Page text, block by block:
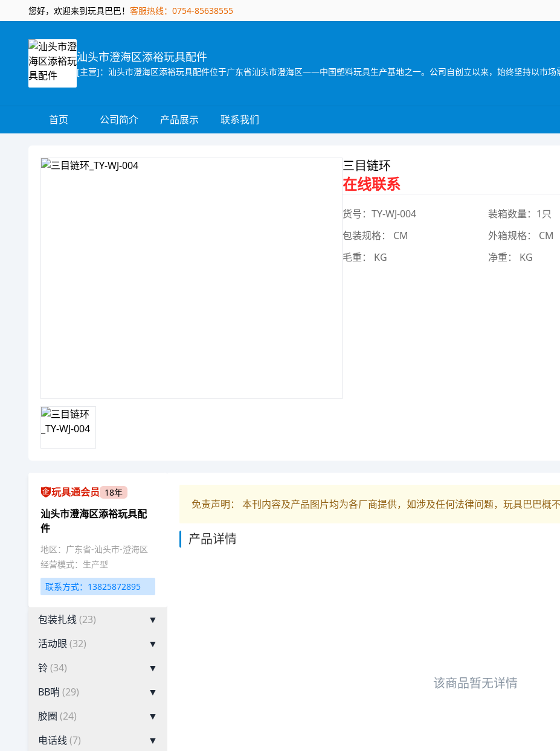
您好，欢迎来到玩具巴巴！ 客服热线：0754-85638555
汕头市澄海区添裕玩具配件
首页 公司简介 产品展示 联系我们
三目链环
在线联系
货号：TY-WJ-004 装箱数量：1只
包装规格： CM
外箱规格： CM
毛重： KG
净重： KG
玩具通会员 18年
汕头市澄海区添裕玩具配
件
地区：广东省-汕头市-澄海区
经营模式：生产型
联系方式：13825872895
包装扎线(23)
▼
活动眼 (32)
▼
铃(34)
▼
BB哨 (29)
▼
胶圈 (24)
▼
电话线(7)
▼
免责声明： 本刊内容及产品图片均为各厂商提供，如涉及任何法律问题，玩具巴巴概
产品详情
该商品暂无详情